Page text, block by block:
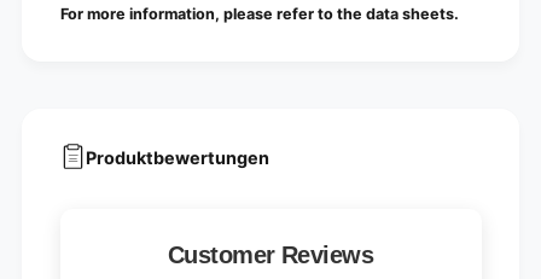
For more information, please refer to the data sheets.
Produktbewertungen
Customer Reviews